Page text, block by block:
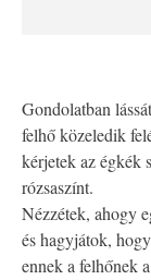
Gondolatban
felhő közeledik
kérjetek az égkék
rózsaszínt.
Nézzétek, ahogy
és hagyjátok,
ennek a felhőnek